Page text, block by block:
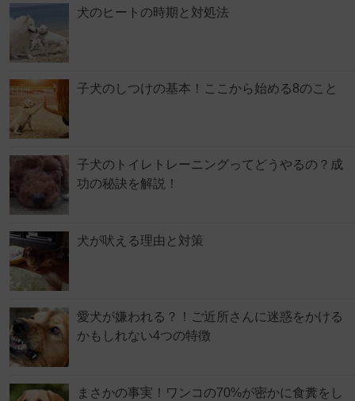
犬のヒートの時期と対処法
子犬のしつけの基本！ここから始める8のこと
子犬のトイレトレーニングってどうやるの？成
功の秘訣を解説！
犬が吠える理由と対策
愛犬が嫌われる？！ご近所さんに迷惑をかける
かもしれない4つの特徴
まさかの事実！ワンコの70%が密かに食糞をし